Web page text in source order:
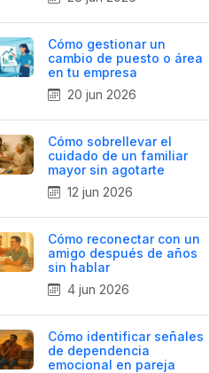
Cómo gestionar un
cambio de puesto o área
en tu empresa
20 jun 2026
Cómo sobrellevar el
cuidado de un familiar
mayor sin agotarte
12 jun 2026
Cómo reconectar con un
amigo después de años
sin hablar
4 jun 2026
Cómo identificar señales
de dependencia
emocional en pareja